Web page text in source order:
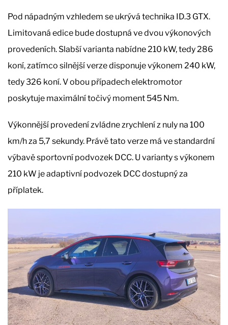
Pod nápadným vzhledem se ukrývá technika ID.3 GTX.
Limitovaná edice bude dostupná ve dvou výkonových
provedeních. Slabší varianta nabídne 210 kW, tedy 286
koní, zatímco silnější verze disponuje výkonem 240 kW,
tedy 326 koní. V obou případech elektromotor
poskytuje maximální točivý moment 545 Nm.
Výkonnější provedení zvládne zrychlení z nuly na 100
km/h za 5,7 sekundy. Právě tato verze má ve standardní
výbavě sportovní podvozek DCC. U varianty s výkonem
210 kW je adaptivní podvozek DCC dostupný za
příplatek.